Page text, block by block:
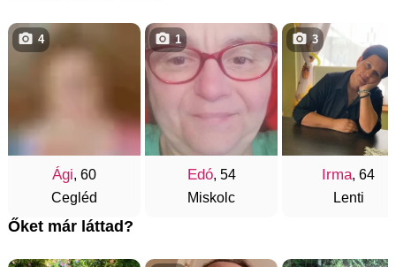
Ági, 60
Cegléd
4
Edó, 54
Miskolc
1
Irma, 64
Lenti
3
Őket már láttad?